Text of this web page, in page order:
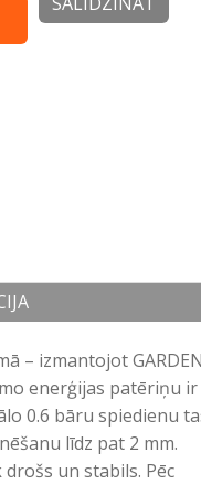
– izmantojot
enerģijas patēriņu ir
0.6 bāru spiedienu
līdz pat 2 mm.
un stabils. Pēc